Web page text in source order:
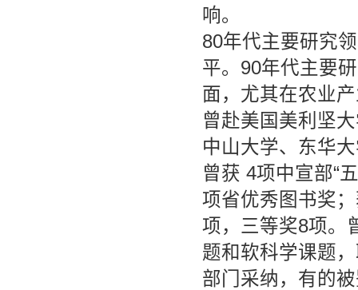
响。
80年代主要研究
平。90年代主要
面，尤其在农业
曾赴美国美利坚
中山大学、东华
曾获 4项中宣部“
项省优秀图书奖
项，三等奖8项。
题和软科学课题
部门采纳，有的